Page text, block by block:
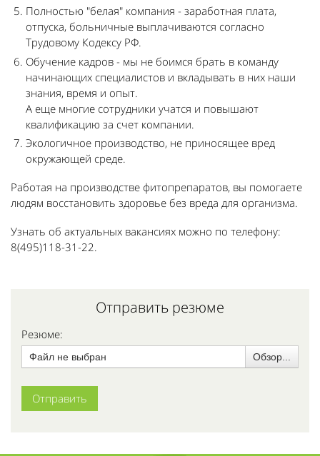
Полностью "белая" компания - заработная плата,
отпуска, больничные выплачиваются согласно
Трудовому Кодексу РФ.
Обучение кадров - мы не боимся брать в команду
начинающих специалистов и вкладывать в них наши
знания, время и опыт.
А еще многие сотрудники учатся и повышают
квалификацию за счет компании.
Экологичное производство, не приносящее вред
окружающей среде.
Работая на производстве фитопрепаратов, вы помогаете
людям восстановить здоровье без вреда для организма.
Узнать об актуальных вакансиях можно по телефону:
8(495)118-31-22.
Отправить резюме
Резюме:
Файл не выбран Обзор...
Отправить